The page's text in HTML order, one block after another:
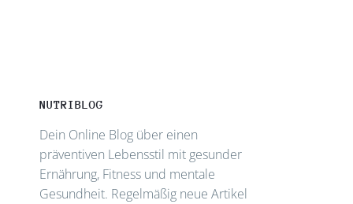
NUTRIBLOG
Dein Online Blog über einen
präventiven Lebensstil mit gesunder
Ernährung, Fitness und mentale
Gesundheit. Regelmäßig neue Artikel